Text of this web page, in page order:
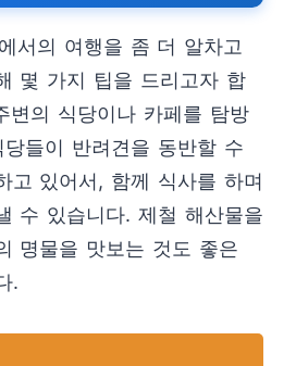
서의 여행을 좀 더 알차고
몇 가지 팁을 드리고자 합
변의 식당이나 카페를 탐방
들이 반려견을 동반할 수
고 있어서, 함께 식사를 하며
수 있습니다. 제철 해산물을
명물을 맛보는 것도 좋은
.